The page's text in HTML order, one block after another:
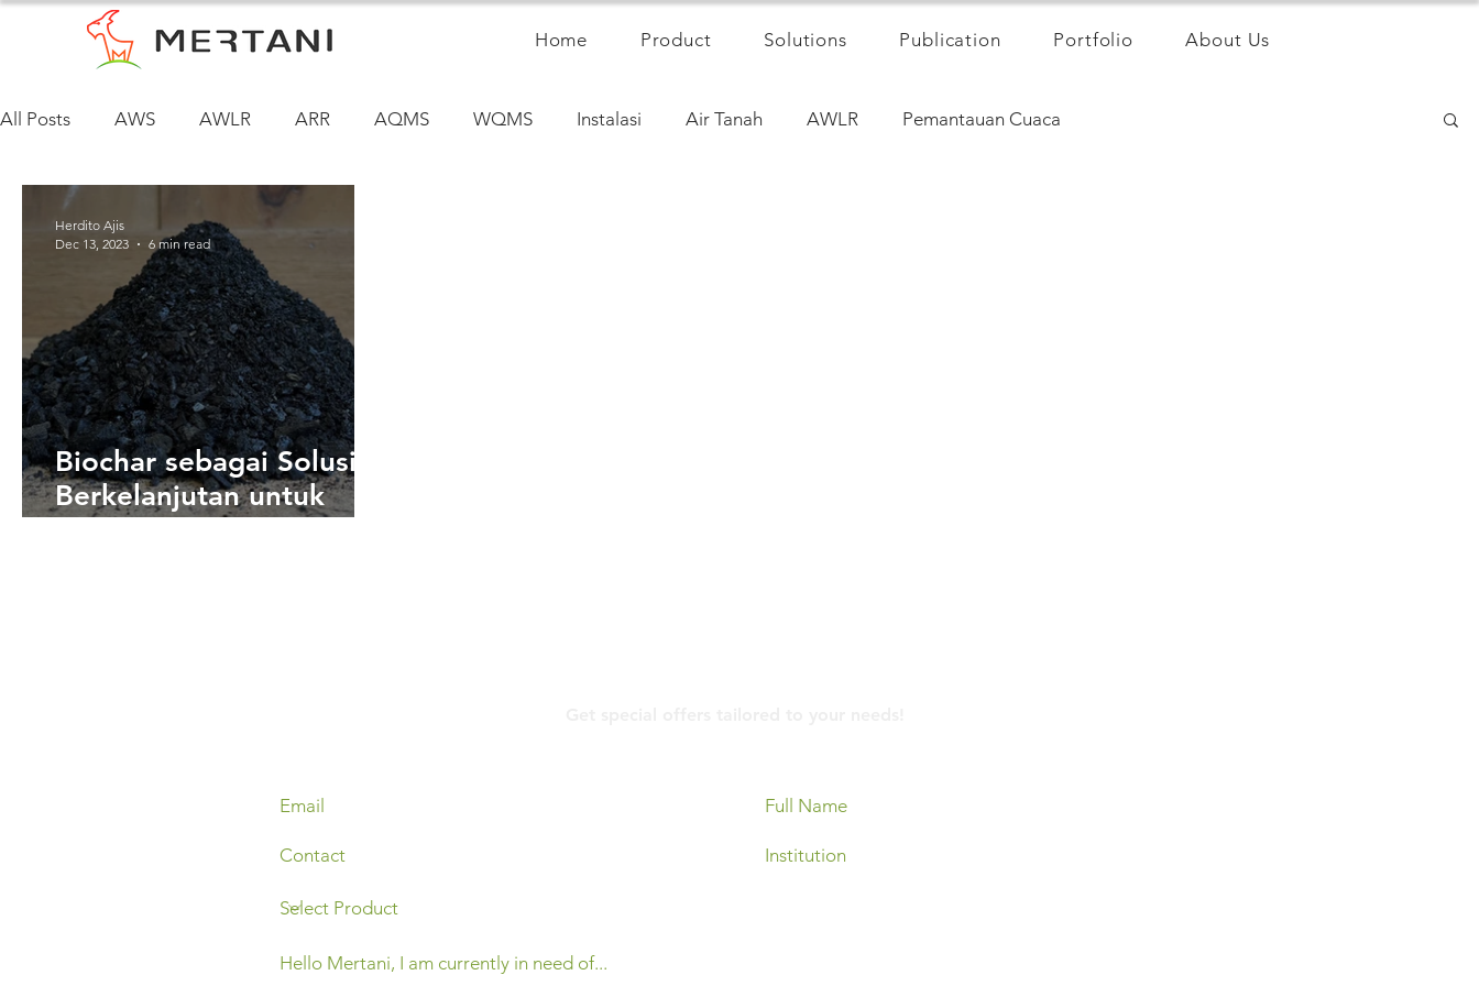
Home Product Solutions Publication Portfolio About Us
All Posts AWS AWLR ARR AQMS WQMS Instalasi Air Tanah AWLR Pemantauan Cuaca
Biochar sebagai Solusi
Berkelanjutan untuk
Herdito Ajis
Dec 13, 2023
6 min read